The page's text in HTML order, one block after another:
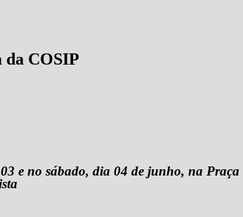
da COSIP
e no sábado, dia 04 de junho, na Praça